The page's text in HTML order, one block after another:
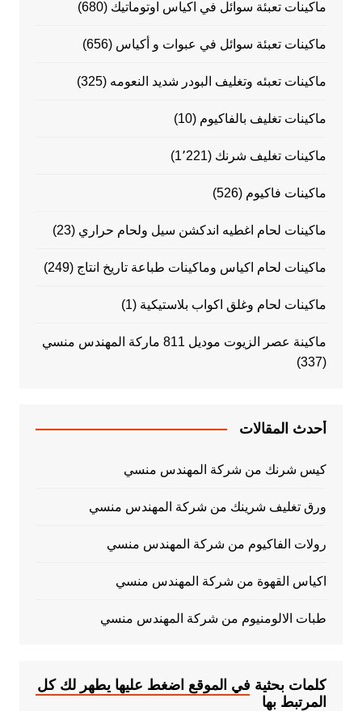
ماكينات تعبئة سوائل في اكياس اوتوماتيك (680)
ماكينات تعبئة سوائل في عبوات و أكياس (656)
ماكينات تعبئه وتغليف البودر شديد النعومه (325)
ماكينات تغليف بالفاكيوم (10)
ماكينات تغليف شرنك (1٬221)
ماكينات فاكيوم (526)
ماكينات لحام اغطيه اندكشن سيل ولحام حراري (23)
ماكينات لحام اكياس وماكينات طباعة تاريخ انتاج (249)
ماكينات لحام وغلق اكواب بلاستيكية (1)
ماكينة عصر الزيوت موديل 811 ماركة المهندس منسي
(337)
أحدث المقالات
كيس شرنك من شركة المهندس منسي
ورق تغليف شرينك من شركة المهندس منسي
رولات الفاكيوم من شركة المهندس منسي
اكياس القهوة من شركة المهندس منسي
طبات الالومنيوم من شركة المهندس منسي
كلمات بحثية في الموقع اضغط عليها يطهر لك كل
المرتبط بها